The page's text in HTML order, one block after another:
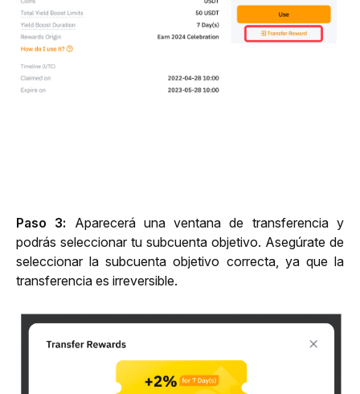
Paso 3: Aparecerá una ventana de transferencia y
podrás seleccionar tu subcuenta objetivo. Asegúrate de
seleccionar la subcuenta objetivo correcta, ya que la
transferencia es irreversible.